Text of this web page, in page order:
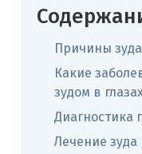
Причины зуда
Какие
зудом в
Диагностика
Лечение зуда